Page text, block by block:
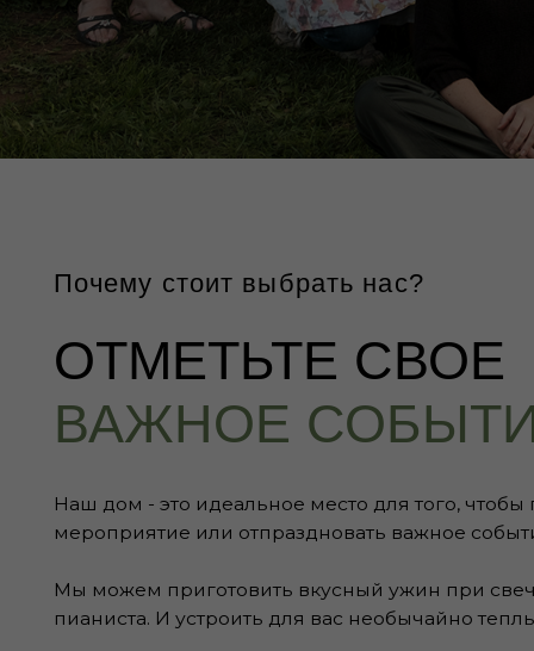
Наш дом - это идеальное место для того, чтобы
Мы можем приготовить вкусный ужин при свечах,
Бронирование ужина необходимо делать заранее.
ВАЖНОЕ СОБЫТИЕ
Узнать подробности